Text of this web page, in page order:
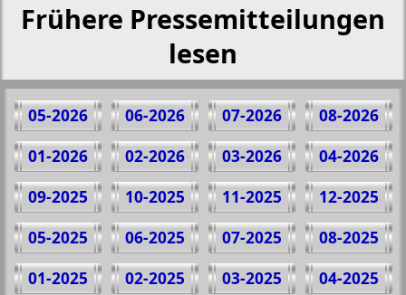
Frühere Pressemitteilungen
lesen
08-2026
07-2026
06-2026
05-2026
04-2026
03-2026
02-2026
01-2026
12-2025
11-2025
10-2025
09-2025
08-2025
07-2025
06-2025
05-2025
04-2025
03-2025
02-2025
01-2025